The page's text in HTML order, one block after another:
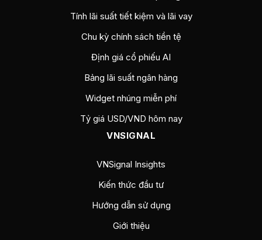
Tính lãi suất tiết kiệm và lãi vay
Chu kỳ chính sách tiền tệ
Định giá cổ phiếu AI
Bảng lãi suất ngân hàng
Widget nhúng miễn phí
Tỷ giá USD/VND hôm nay
VNSIGNAL
VNSignal Insights
Kiến thức đầu tư
Hướng dẫn sử dụng
Giới thiệu